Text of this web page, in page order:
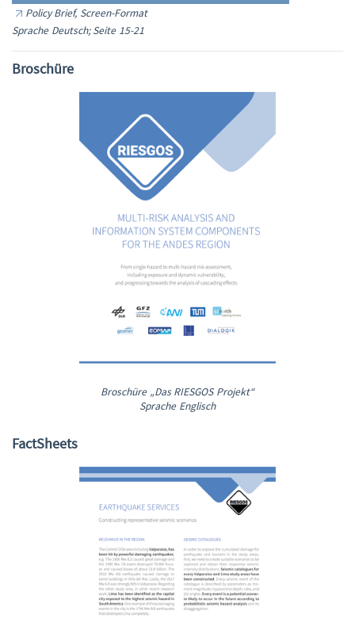
Policy Brief, Screen-Format
Sprache Deutsch; Seite 15-21
Broschüre
Broschüre „Das RIESGOS Projekt“
Sprache Englisch
FactSheets